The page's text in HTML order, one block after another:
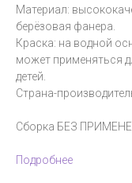
Материал:
берёзовая фанера.
Краска: на водной
может применяться
детей.
Страна-
Сборка БЕЗ
Подробнее